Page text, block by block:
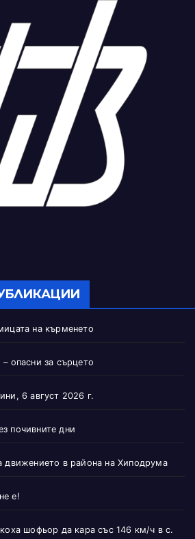
на кърменето
опасни за сърцето
6 август 2026 г.
почивните дни
движението в района на Хиподрума
е!
шофьор да кара със 146 км/ч в с.